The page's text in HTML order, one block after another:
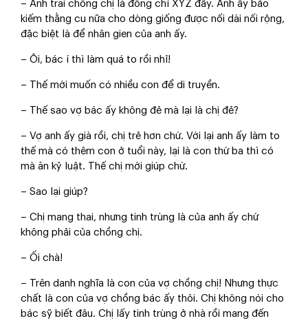
– Anh trai chồng chị là đồng chí XYZ đấy. Anh ấy bảo
kiếm thằng cu nữa cho dòng giống được nối dài nối rộng,
đặc biệt là để nhân gien của anh ấy.
– Ôi, bác í thì làm quá to rồi nhỉ!
– Thế mới muốn có nhiều con để di truyền.
– Thế sao vợ bác ấy không đẻ mà lại là chị đẻ?
– Vợ anh ấy già rồi, chị trẻ hơn chứ. Với lại anh ấy làm to
thế mà có thêm con ở tuổi này, lại là con thứ ba thì có
mà ăn kỷ luật. Thế chị mới giúp chứ.
– Sao lại giúp?
– Chị mang thai, nhưng tinh trùng là của anh ấy chứ
không phải của chồng chị.
– Ối chà!
– Trên danh nghĩa là con của vợ chồng chị! Nhưng thực
chất là con của vợ chồng bác ấy thôi. Chị không nói cho
bác sỹ biết đâu. Chị lấy tinh trùng ở nhà rồi mang đến